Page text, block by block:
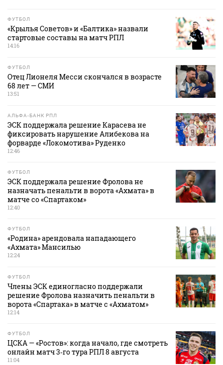
ФУТБОЛ
«Крылья Советов» и «Балтика» назвали
стартовые составы на матч РПЛ
14:16
ФУТБОЛ
Отец Лионеля Месси скончался в возрасте
68 лет — СМИ
13:51
АЛЬФА-БАНК РПЛ
ЭСК поддержала решение Карасева не
фиксировать нарушение Алибекова на
форварде «Локомотива» Руденко
12:46
ФУТБОЛ
ЭСК поддержала решение Фролова не
назначать пенальти в ворота «Ахмата» в
матче со «Спартаком»
12:40
ФУТБОЛ
«Родина» арендовала нападающего
«Ахмата» Мансилью
12:24
ФУТБОЛ
Члены ЭСК единогласно поддержали
решение Фролова назначить пенальти в
ворота «Спартака» в матче с «Ахматом»
12:14
ФУТБОЛ
ЦСКА — «Ростов»: когда начало, где смотреть
онлайн матч 3‑го тура РПЛ 8 августа
11:04